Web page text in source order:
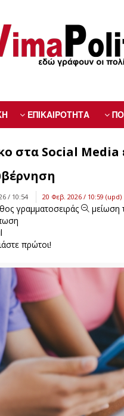
ΕΠΙΚΑΙΡΟΤΗΤΑ
στα Social Media
/ 10:54 20 Φεβ. 2026 / 10:59 (upd)
γραμματοσειράς μείωση
πρώτοι!